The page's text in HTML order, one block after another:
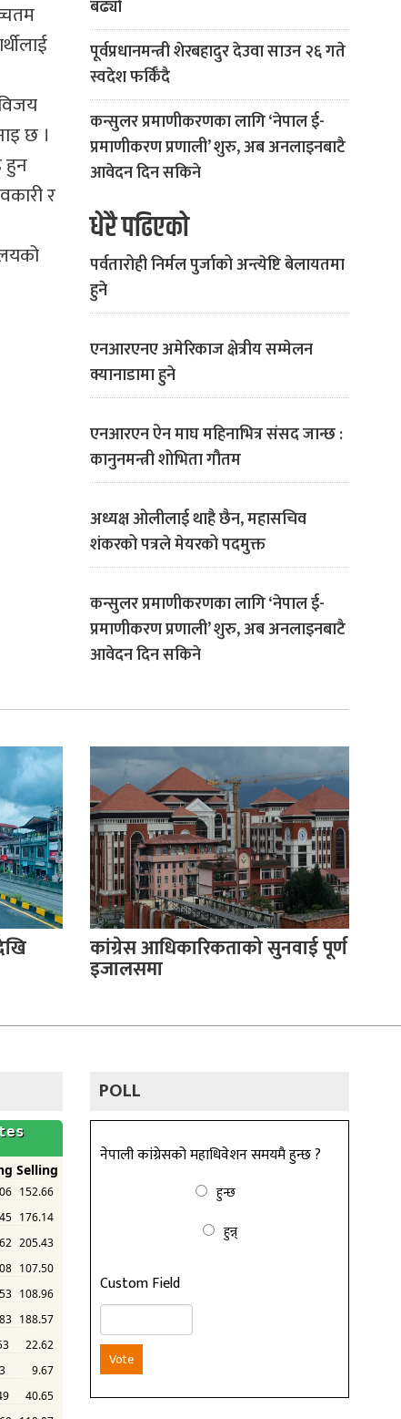
छ ।
हुन
र
बढ्यो
पूर्वप्रधानमन्त्री शेरबहादुर देउवा साउन २६ गते
स्वदेश फर्किँदै
कन्सुलर प्रमाणीकरणका लागि ‘नेपाल ई-
प्रमाणीकरण प्रणाली’ शुरु, अब अनलाइनबाटै
आवेदन दिन सकिने
धेरै पढिएको
पर्वतारोही निर्मल पुर्जाको अन्त्येष्टि बेलायतमा
हुने
एनआरएनए अमेरिकाज क्षेत्रीय सम्मेलन
क्यानाडामा हुने
एनआरएन ऐन माघ महिनाभित्र संसद जान्छ :
कानुनमन्त्री शोभिता गौतम
अध्यक्ष ओलीलाई थाहै छैन, महासचिव
शंकरको पत्रले मेयरको पदमुक्त
कन्सुलर प्रमाणीकरणका लागि ‘नेपाल ई-
प्रमाणीकरण प्रणाली’ शुरु, अब अनलाइनबाटै
आवेदन दिन सकिने
कांग्रेस आधिकारिकताको सुनवाई पूर्ण
इजालसमा
POLL
नेपाली कांग्रेसको महाधिवेशन समयमै हुन्छ ?
हुन्छ
हुन्न्
Custom Field
Vote